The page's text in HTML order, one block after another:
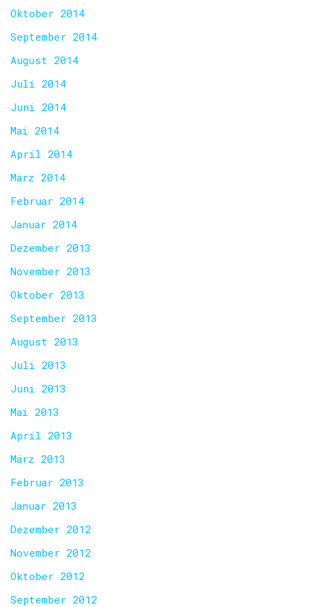
Oktober 2014
September 2014
August 2014
Juli 2014
Juni 2014
Mai 2014
April 2014
März 2014
Februar 2014
Januar 2014
Dezember 2013
November 2013
Oktober 2013
September 2013
August 2013
Juli 2013
Juni 2013
Mai 2013
April 2013
März 2013
Februar 2013
Januar 2013
Dezember 2012
November 2012
Oktober 2012
September 2012